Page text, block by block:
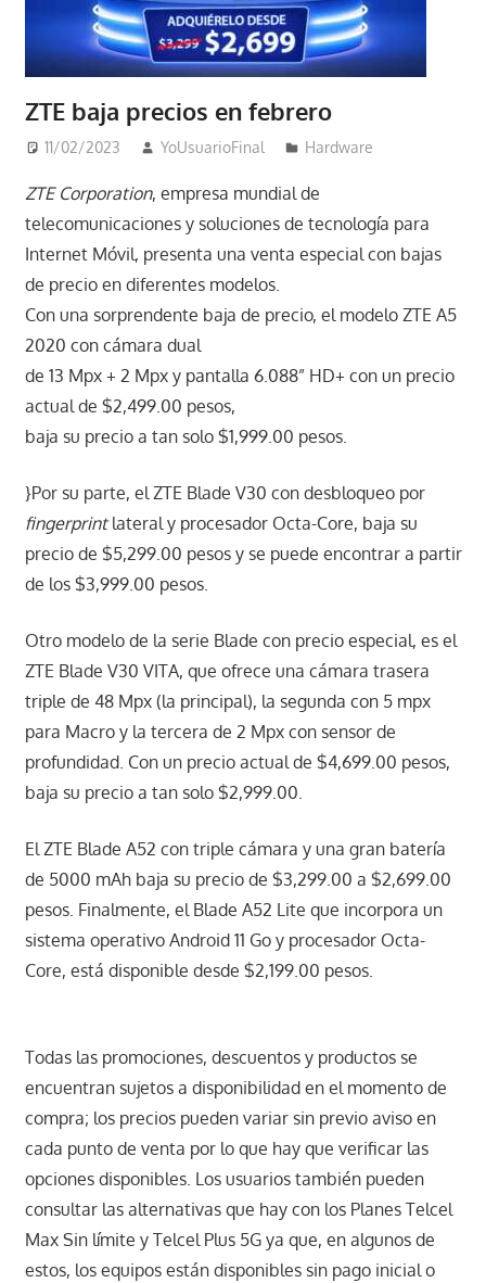
ZTE baja precios en febrero
11/02/2023 YoUsuarioFinal Hardware
ZTE Corporation, empresa mundial de
telecomunicaciones y soluciones de tecnología para
Internet Móvil, presenta una venta especial con bajas
de precio en diferentes modelos.
Con una sorprendente baja de precio, el modelo ZTE A5
2020 con cámara dual
de 13 Mpx + 2 Mpx y pantalla 6.088” HD+ con un precio
actual de $2,499.00 pesos,
baja su precio a tan solo $1,999.00 pesos.
}Por su parte, el ZTE Blade V30 con desbloqueo por
fingerprintlateral y procesador Octa-Core, baja su
precio de $5,299.00 pesos y se puede encontrar a partir
de los $3,999.00 pesos.
Otro modelo de la serie Blade con precio especial, es el
ZTE Blade V30 VITA, que ofrece una cámara trasera
triple de 48 Mpx (la principal), la segunda con 5 mpx
para Macro y la tercera de 2 Mpx con sensor de
profundidad. Con un precio actual de $4,699.00 pesos,
baja su precio a tan solo $2,999.00.
El ZTE Blade A52 con triple cámara y una gran batería
de 5000 mAh baja su precio de $3,299.00 a $2,699.00
pesos. Finalmente, el Blade A52 Lite que incorpora un
sistema operativo Android 11 Go y procesador Octa-
Core, está disponible desde $2,199.00 pesos.
Todas las promociones, descuentos y productos se
encuentran sujetos a disponibilidad en el momento de
compra; los precios pueden variar sin previo aviso en
cada punto de venta por lo que hay que verificar las
opciones disponibles. Los usuarios también pueden
consultar las alternativas que hay con los Planes Telcel
Max Sin límite y Telcel Plus 5G ya que, en algunos de
estos, los equipos están disponibles sin pago inicial o